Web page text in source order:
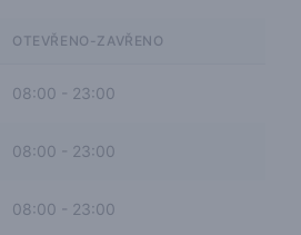
OTEVŘENO-ZAVŘENO
08:00 - 23:00
08:00 23:00
08:00 - 23:00